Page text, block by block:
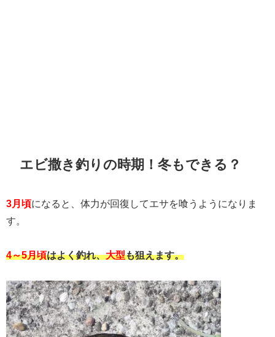
エビ撒き釣りの時期！冬もできる？
3月頃になると、体力が回復してエサを喰うようになりま
す。
4～5月頃はよく釣れ、大型も狙えます。